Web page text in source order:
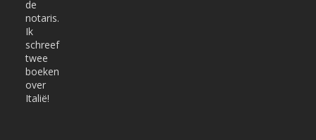
de
notaris.
Ik
schreef
twee
boeken
over
Italië!